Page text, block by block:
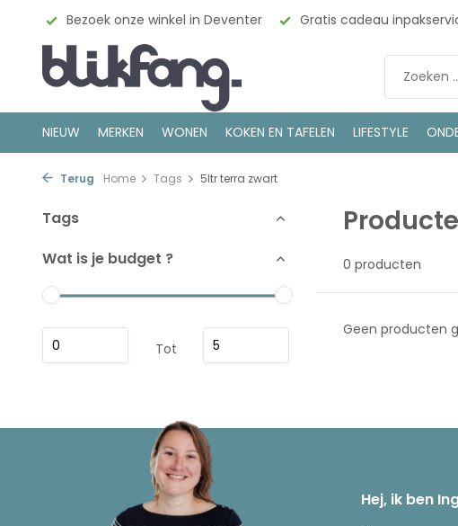
Bezoek onze winkel in Deventer Gratis cadeau
NIEUW MERKEN WONEN KOKEN EN TAFELEN LIFESTYLE
Terug Home Tags 5ltr terra zwart
Tags
Wat is je budget ?
Tot
0 producten
Geen producten
Hej, ik ben